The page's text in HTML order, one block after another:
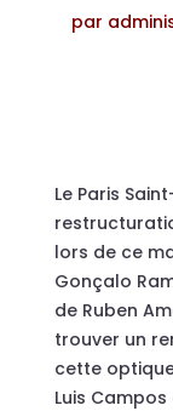
par
Le Paris
lors de ce
Gonçalo
de Ruben
trouver un
cette
Luis